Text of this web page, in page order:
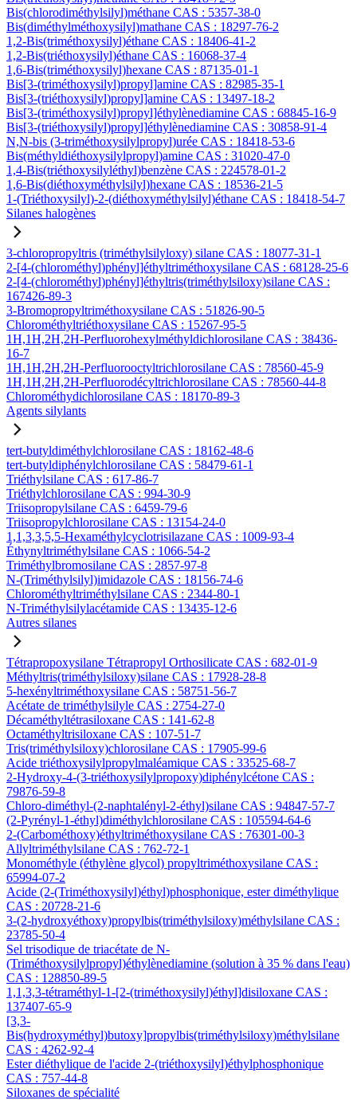
Bis(chlorodiméthylsilyl)méthane CAS : 5357-38-0
Bis(diméthylméthoxysilyl)mathane CAS : 18297-76-2
1,2-Bis(triméthoxysilyl)éthane CAS : 18406-41-2
1,2-Bis(triéthoxysilyl)éthane CAS : 16068-37-4
1,6-Bis(triméthoxysilyl)hexane CAS : 87135-01-1
Bis[3-(triméthoxysilyl)propyl]amine CAS : 82985-35-1
Bis[3-(triéthoxysilyl)propyl]amine CAS : 13497-18-2
Bis[3-(triméthoxysilyl)propyl]éthylènediamine CAS : 68845-16-9
Bis[3-(triéthoxysilyl)propyl]éthylènediamine CAS : 30858-91-4
N,N-bis (3-triméthoxysilylpropyl)urée CAS : 18418-53-6
Bis(méthyldiéthoxysilylpropyl)amine CAS : 31020-47-0
1,4-Bis(triéthoxysilyléthyl)benzène CAS : 224578-01-2
1,6-Bis(diéthoxyméthylsilyl)hexane CAS : 18536-21-5
1-(Triéthoxysilyl)-2-(diéthoxyméthylsilyl)éthane CAS : 18418-54-7
Silanes halogènes
3-chloropropyltris (triméthylsilyloxy) silane CAS : 18077-31-1
2-[4-(chlorométhyl)phényl]éthyltriméthoxysilane CAS : 68128-25-6
2-[4-(chlorométhyl)phényl]éthyltris(triméthylsiloxy)silane CAS :
167426-89-3
3-Bromopropyltriméthoxysilane CAS : 51826-90-5
Chlorométhyltriéthoxysilane CAS : 15267-95-5
1H,1H,2H,2H-Perfluorohexylméthyldichlorosilane CAS : 38436-
16-7
1H,1H,2H,2H-Perfluorooctyltrichlorosilane CAS : 78560-45-9
1H,1H,2H,2H-Perfluorodécyltrichlorosilane CAS : 78560-44-8
Chlorométhydichlorosilane CAS : 18170-89-3
Agents silylants
tert-butyldiméthylchlorosilane CAS : 18162-48-6
tert-butyldiphénylchlorosilane CAS : 58479-61-1
Triéthylsilane CAS : 617-86-7
Triéthylchlorosilane CAS : 994-30-9
Triisopropylsilane CAS : 6459-79-6
Triisopropylchlorosilane CAS : 13154-24-0
1,1,3,3,5,5-Hexaméthylcyclotrisilazane CAS : 1009-93-4
Éthynyltriméthylsilane CAS : 1066-54-2
Triméthylbromosilane CAS : 2857-97-8
N-(Triméthylsilyl)imidazole CAS : 18156-74-6
Chlorométhyltriméthylsilane CAS : 2344-80-1
N-Triméthylsilylacétamide CAS : 13435-12-6
Autres silanes
Tétrapropoxysilane Tétrapropyl Orthosilicate CAS : 682-01-9
Méthyltris(triméthylsiloxy)silane CAS : 17928-28-8
5-hexényltriméthoxysilane CAS : 58751-56-7
Acétate de triméthylsilyle CAS : 2754-27-0
Décaméthyltétrasiloxane CAS : 141-62-8
Octaméthyltrisiloxane CAS : 107-51-7
Tris(triméthylsiloxy)chlorosilane CAS : 17905-99-6
Acide triéthoxysilylpropylmaléamique CAS : 33525-68-7
2-Hydroxy-4-(3-triéthoxysilylpropoxy)diphénylcétone CAS :
79876-59-8
Chloro-diméthyl-(2-naphtalényl-2-éthyl)silane CAS : 94847-57-7
(2-Pyrényl-1-éthyl)diméthylchlorosilane CAS : 105594-64-6
2-(Carbométhoxy)éthyltriméthoxysilane CAS : 76301-00-3
Allyltriméthylsilane CAS : 762-72-1
Monométhyle (éthylène glycol) propyltriméthoxysilane CAS :
65994-07-2
Acide (2-(Triméthoxysilyl)éthyl)phosphonique, ester diméthylique
CAS : 20728-21-6
3-(2-hydroxyéthoxy)propylbis(triméthylsiloxy)méthylsilane CAS :
23785-50-4
Sel trisodique de triacétate de N-
(Triméthoxysilylpropyl)éthylènediamine (solution à 35 % dans l'eau)
CAS : 128850-89-5
1,1,3,3-tétraméthyl-1-[2-(triméthoxysilyl)éthyl]disiloxane CAS :
137407-65-9
[3,3-
Bis(hydroxyméthyl)butoxy]propylbis(triméthylsiloxy)méthylsilane
CAS : 4262-92-4
Ester diéthylique de l'acide 2-(triéthoxysilyl)éthylphosphonique
CAS : 757-44-8
Siloxanes de spécialité